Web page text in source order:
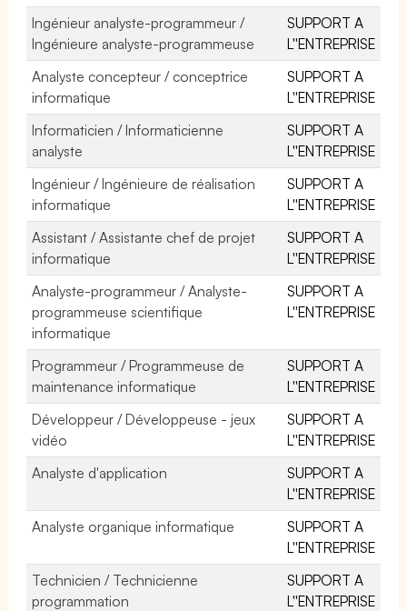
Ingénieur analyste-programmeur /
Ingénieure analyste-programmeuse
SUPPORT A
L''ENTREPRISE
Analyste concepteur / conceptrice
informatique
SUPPORT A
L''ENTREPRISE
Informaticien / Informaticienne
analyste
SUPPORT A
L''ENTREPRISE
Ingénieur / Ingénieure de réalisation
informatique
SUPPORT A
L''ENTREPRISE
Assistant / Assistante chef de projet
informatique
SUPPORT A
L''ENTREPRISE
Analyste-programmeur / Analyste-
programmeuse scientifique
informatique
SUPPORT A
L''ENTREPRISE
Programmeur / Programmeuse de
maintenance informatique
SUPPORT A
L''ENTREPRISE
Développeur / Développeuse - jeux
vidéo
SUPPORT A
L''ENTREPRISE
Analyste d'application
SUPPORT A
L''ENTREPRISE
Analyste organique informatique
SUPPORT A
L''ENTREPRISE
Technicien / Technicienne
programmation
SUPPORT A
L''ENTREPRISE